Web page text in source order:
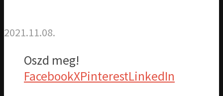
2021.11.08.
Oszd meg!
FacebookXPinterestLinkedIn